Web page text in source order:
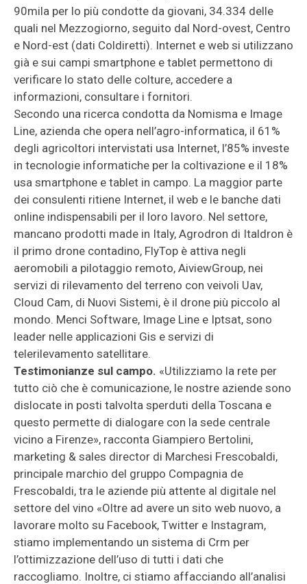
90mila per lo più condotte da giovani, 34.334 delle
quali nel Mezzogiorno, seguito dal Nord-ovest, Centro
e Nord-est (dati Coldiretti). Internet e web si utilizzano
già e sui campi smartphone e tablet permettono di
verificare lo stato delle colture, accedere a
informazioni, consultare i fornitori.
Secondo una ricerca condotta da Nomisma e Image
Line, azienda che opera nell’agro-informatica, il 61%
degli agricoltori intervistati usa Internet, l’85% investe
in tecnologie informatiche per la coltivazione e il 18%
usa smartphone e tablet in campo. La maggior parte
dei consulenti ritiene Internet, il web e le banche dati
online indispensabili per il loro lavoro. Nel settore,
mancano prodotti made in Italy, Agrodron di Italdron è
il primo drone contadino, FlyTop è attiva negli
aeromobili a pilotaggio remoto, AiviewGroup, nei
servizi di rilevamento del terreno con veivoli Uav,
Cloud Cam, di Nuovi Sistemi, è il drone più piccolo al
mondo. Menci Software, Image Line e Iptsat, sono
leader nelle applicazioni Gis e servizi di
telerilevamento satellitare.
Testimonianze sul campo. «Utilizziamo la rete per
tutto ciò che è comunicazione, le nostre aziende sono
dislocate in posti talvolta sperduti della Toscana e
questo permette di dialogare con la sede centrale
vicino a Firenze», racconta Giampiero Bertolini,
marketing & sales director di Marchesi Frescobaldi,
principale marchio del gruppo Compagnia de
Frescobaldi, tra le aziende più attente al digitale nel
settore del vino «Oltre ad avere un sito web nuovo, a
lavorare molto su Facebook, Twitter e Instagram,
stiamo implementando un sistema di Crm per
l’ottimizzazione dell’uso di tutti i dati che
raccogliamo. Inoltre, ci stiamo affacciando all’analisi